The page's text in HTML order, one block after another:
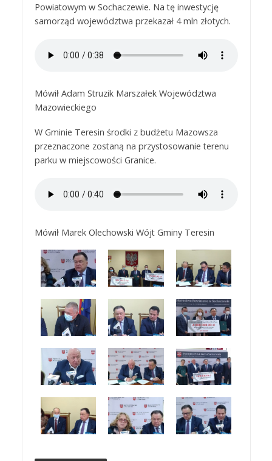
Powiatowym w Sochaczewie. Na tę inwestycję
samorząd województwa przekazał 4 mln złotych.
Mówił Adam Struzik Marszałek Województwa
Mazowieckiego
W Gminie Teresin środki z budżetu Mazowsza
przeznaczone zostaną na przystosowanie terenu
parku w miejscowości Granice.
Mówił Marek Olechowski Wójt Gminy Teresin